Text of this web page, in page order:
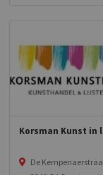
Korsman Kunst in
De